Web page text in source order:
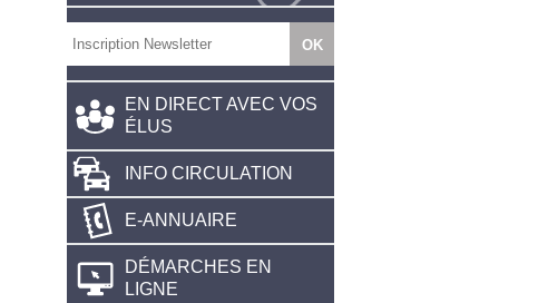
EN DIRECT AVEC VOS
ÉLUS
INFO CIRCULATION
E-ANNUAIRE
DÉMARCHES EN
LIGNE